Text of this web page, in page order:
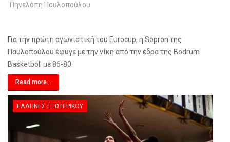
Πηνελόπη Παυλοπούλου
Για την πρώτη αγωνιστική του Eurocup, η Sopron της
Παυλοπούλου έφυγε με την νίκη από την έδρα της Bodrum
Basketboll με 86-80.
Read more...
ΈΛΛΗΝΕΣ ΕΞΩΤΕΡΙΚΟΎ